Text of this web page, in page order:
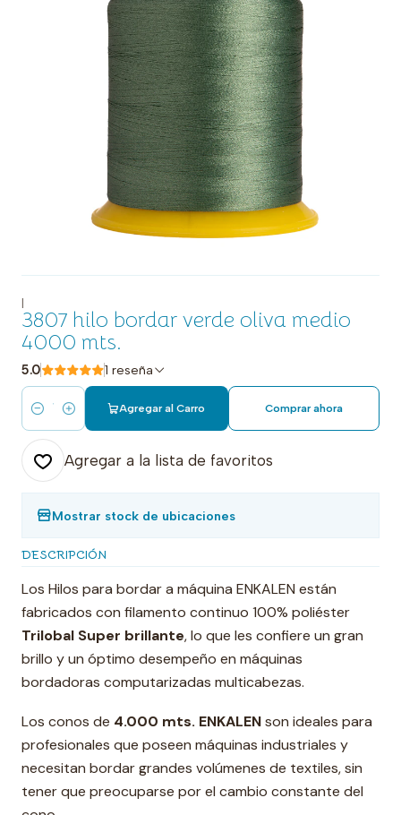
|
3807 hilo bordar verde oliva medio
4000 mts.
5.0 1 reseña
Cantidad
Agregar al Carro Comprar ahora
Agregar a la lista de favoritos
Mostrar stock de ubicaciones
DESCRIPCIÓN
Los Hilos para bordar a máquina ENKALEN están
fabricados con filamento continuo 100% poliéster
Trilobal Super brillante, lo que les confiere un gran
brillo y un óptimo desempeño en máquinas
bordadoras computarizadas multicabezas.
Los conos de 4.000 mts. ENKALENson ideales para
profesionales que poseen máquinas industriales y
necesitan bordar grandes volúmenes de textiles, sin
tener que preocuparse por el cambio constante del